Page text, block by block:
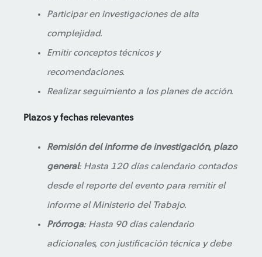
Participar en investigaciones de alta
complejidad.
Emitir conceptos técnicos y
recomendaciones.
Realizar seguimiento a los planes de acción.
Plazos y fechas relevantes
Remisión del informe de investigación, plazo
general: Hasta 120 días calendario contados
desde el reporte del evento para remitir el
informe al Ministerio del Trabajo.
Prórroga: Hasta 90 días calendario
adicionales, con justificación técnica y debe